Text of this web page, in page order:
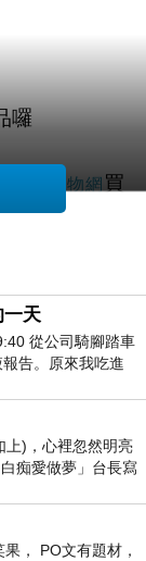
囉
東森購物網 買
餃包
一天
從公司騎腳踏車
告。原來我吃進
是超
上)，心裡忽然明亮
痴愛做夢」台長寫
， PO文有題材，